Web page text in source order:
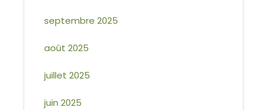
septembre 2025
août 2025
juillet 2025
juin 2025